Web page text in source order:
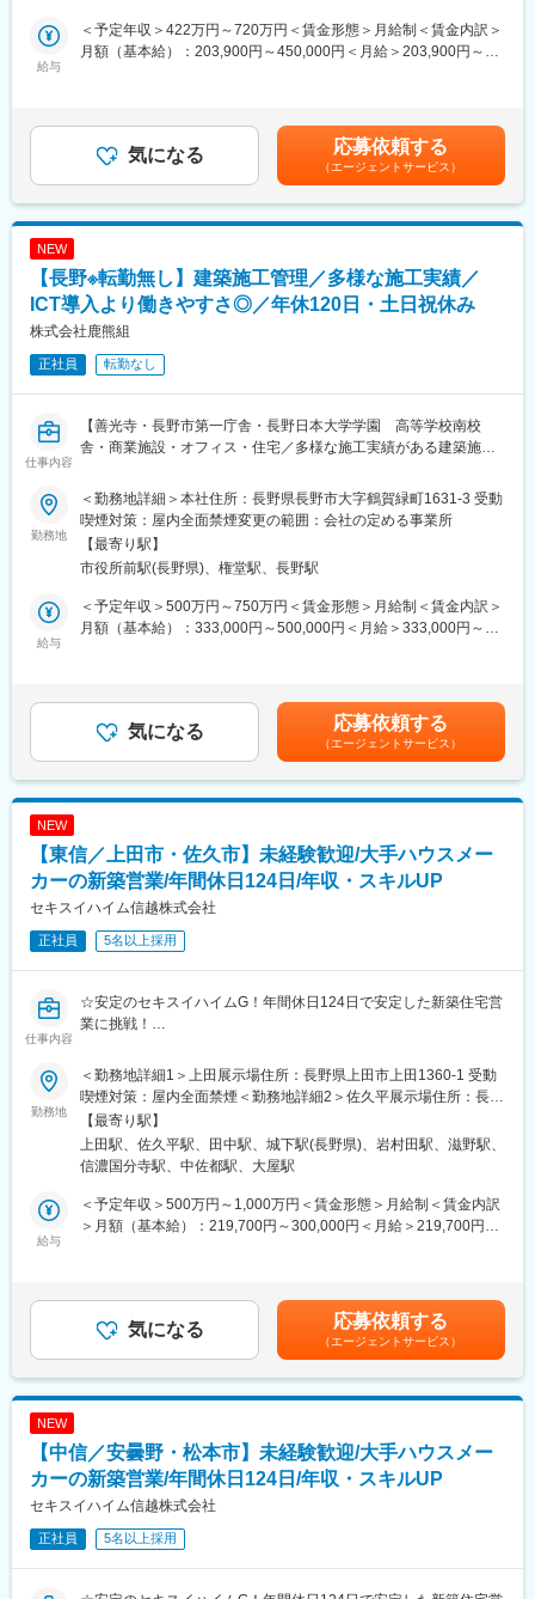
当日は、メイテックフィルダーズの事業内容や働き方、OS業態
（アウトソーシング業界）の特徴についてご説明いたします。お
■電話面談に参加するメリット
（1） OS業態のリアルな働き方が分かる 求人票だけでは分かりづ
らい「実際の働き方」「配属の考え方」「キャリア形成」につい
てご説明します。
（2） メイテックフィルダーズの強みや魅力を理解できる 研修制
ついてお伝えします。
（3） 転職すべきか迷っている段階でも参加できる 応募意思は不
要です。転職活動を始めたばかりの方や、他社と比較検討したい
方も歓迎しています。
________________________________________
■実施詳細
・所要時間：10～15分程度
・実施方法：電話
・応募意思：不要
■主な内容
・メイテックフィルダーズについて
・OS業態の特徴・働き方について
・質疑応答
・今後の選考フローについて
メイテックフィルダーズは、機械・電気電子・IT分野を中心に、
多様な技術領域で活躍するエンジニアを支援している企業です。
充実した研修制度やキャリアサポート体制を強みとしており、経
験者はもちろん、キャリアアップを目指す方や新たな分野へ挑戦
したい方にも成長機会を提供しています。
さい。
変更の範囲：会社の定める業務
給与
＜予定年収＞422万円～720万円＜賃金形態＞月給制＜賃金内訳＞
月額（基本給）：203,900円～450,000円＜月給＞203,900円～
性があります。月給(月額)は固定手当を含めた表記です。
気になる 応募依頼する
（エージェントサービス）
NEW
【長野※転勤無し】建築施工管理／多様な施工実績／
ICT導入より働きやすさ◎／年休120日・土日祝休み
株式会社鹿熊組
正社員 転勤なし
仕事内容
【善光寺・長野市第一庁舎・長野日本大学学園 高等学校南校
舎・商業施設・オフィス・住宅／多様な施工実績がある建築施工
■業務概要
・当社は長野県内を中心に、住宅、集合住宅、医療・福祉施設、
社寺・宗教施設、商業施設・オフィス、公共施設・学校などの幅
広い建築工事を手がけています。
・本ポジションでは、施工現場の管理業務全般を担当し、安全・
品質・工程・原価の各管理を通じて、地域社会に貢献できる案件
を推進していただきます。
・工事進捗・工程管理、協力会社や職人との連携
・品質・安全・原価管理および環境への配慮
・現場で発生する課題や変更点への対応、発注者や関係機関との
※当社施工の公共・民間建築工事現場での設計・施工管理・技術営
業を担っていただきます
※将来的には現場や部門を牽引する中核人材として、業務の標準化
や改善活動にも携わっていただきます。
・ドローン測量や3Dデータ化により業務を効率化
・写真データ自動振り分けシステム導入で事務作業削減
■扱うサービス
国や地方自治体発注の公共インフラ工事から民間施設まで幅広く
対応。
◇北陸地方整備局「工事成績評定ランキング」で2年連続１位
◇北陸地方整備局「工事成績優秀企業認定書」を３年連続受賞
◇その他、ICT人材育成推進企業、ICT活用工事成績優秀企業にも
認定されています！
・現在85名規模の会社で、うち建築施工管理職は約10名在籍。チ
ームで協力しながら業務を進めます。
資格取得支援や家賃補助制度、車両貸与など各種手当や福利厚生
も充実。
変更の範囲：会社の定める業務
勤務地
＜勤務地詳細＞本社住所：長野県長野市大字鶴賀緑町1631-3 受動
喫煙対策：屋内全面禁煙変更の範囲：会社の定める事業所
【最寄り駅】
市役所前駅(長野県)、権堂駅、長野駅
給与
＜予定年収＞500万円～750万円＜賃金形態＞月給制＜賃金内訳＞
月額（基本給）：333,000円～500,000円＜月給＞333,000円～
績：1.50％～2.50％）賃金はあくまでも目安の金額であり、選考
を通じて上下する可能性があります。月給(月額)は固定手当を含め
気になる 応募依頼する
（エージェントサービス）
NEW
【東信／上田市・佐久市】未経験歓迎/大手ハウスメー
カーの新築営業/年間休日124日/年収・スキルUP
セキスイハイム信越株式会社
正社員 5名以上採用
仕事内容
☆安定のセキスイハイムG！年間休日124日で安定した新築住宅営
業に挑戦！
万以上も目指せる！
■業務概要
当社の各展示場にご来場いただいたお客様への新築戸建住宅のご
案内・ご提案を担当します。お客様のご希望を丁寧にヒアリング
し、専用ソフトを用いたプランニングや見積作成、現地調査、契
約後の打ち合わせや引き渡しまで一貫してお客様をサポートしま
す。
な住宅プランを提案。
・図面や見積書、ローン計画書を作成し、現地調査や役所手続き
も実施します。
案力を磨きます。
まずは資料請求されたお客様等を中心に掘り起こしのお電話など
をしていきます。そこで接点がとれたお客様とお打ち合わせを先
輩社員同席の下行い、流れを学んでいきます。
勤務地
＜勤務地詳細1＞上田展示場住所：長野県上田市上田1360-1 受動
喫煙対策：屋内全面禁煙＜勤務地詳細2＞佐久平展示場住所：長野
県佐久市佐久平駅東20-2 受動喫煙対策：屋内全面禁煙＜勤務地詳
細3＞東信支店住所：長野県東御市常田502-1 受動喫煙対策：屋内
全面禁煙変更の範囲：会社の定める事業所
【最寄り駅】
上田駅、佐久平駅、田中駅、城下駅(長野県)、岩村田駅、滋野駅、
信濃国分寺駅、中佐都駅、大屋駅
給与
＜予定年収＞500万円～1,000万円＜賃金形態＞月給制＜賃金内訳
＞月額（基本給）：219,700円～300,000円＜月給＞219,700円～
す。■昇給：有（年1回）■モデル年収：全社平均：700万円程度
（8棟）ハイパフォーマー：1200万円～（12棟）賃金はあくまで
も目安の金額であり、選考を通じて上下する可能性があります。
月給(月額)は固定手当を含めた表記です。
気になる 応募依頼する
（エージェントサービス）
NEW
【中信／安曇野・松本市】未経験歓迎/大手ハウスメー
カーの新築営業/年間休日124日/年収・スキルUP
セキスイハイム信越株式会社
正社員 5名以上採用